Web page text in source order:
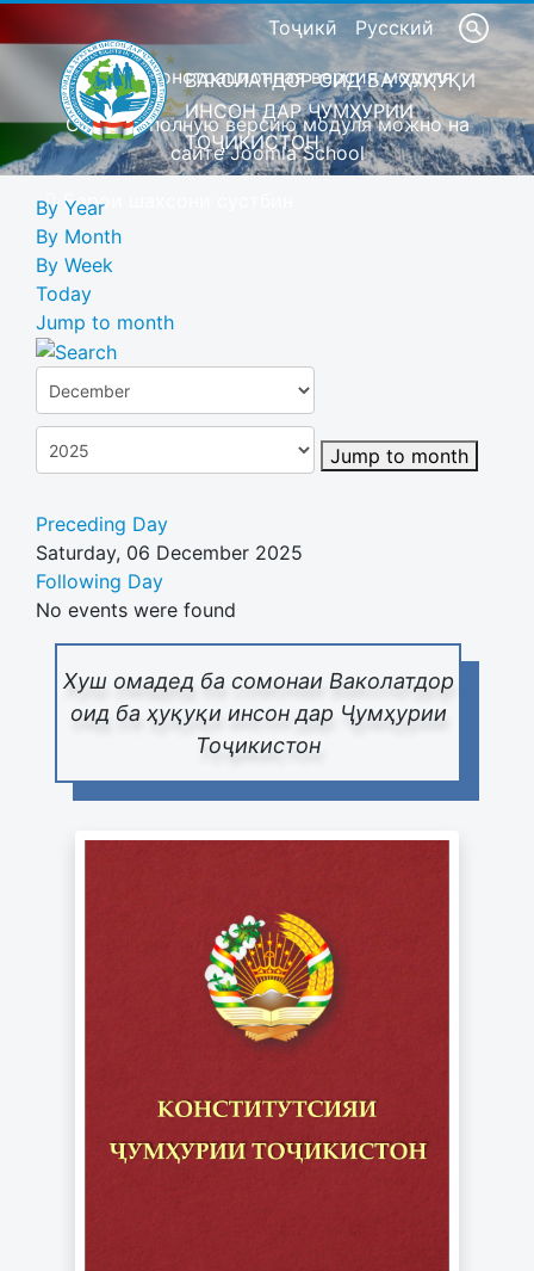
Тоҷикӣ Русский
Это демонстрационная версия модуля
Скачать полную версию модуля можно на
сайте Joomla School
Барои шахсони сустбин
ВАКОЛАТДОР ОИД БА ҲУҚУҚИ
ИНСОН ДАР ҶУМҲУРИИ
ТОҶИКИСТОН
Хуш омадед ба сомонаи Ваколатдор
оид ба ҳуқуқи инсон дар Ҷумҳурии
Тоҷикистон
By Year
By Month
By Week
Today
Jump to month
Jump to month
Preceding Day
Saturday, 06 December 2025
Following Day
No events were found